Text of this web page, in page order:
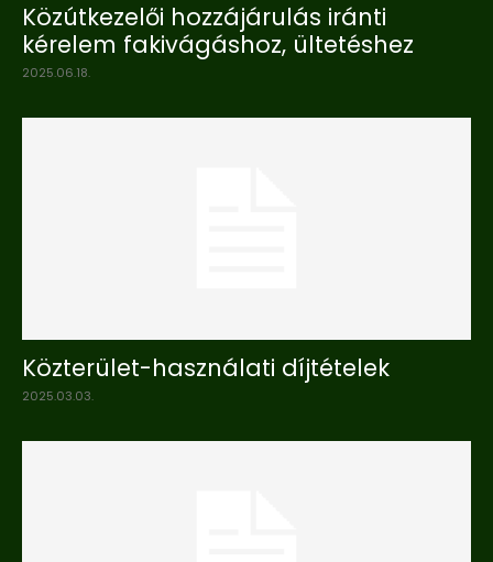
Közútkezelői hozzájárulás iránti
kérelem fakivágáshoz, ültetéshez
2025.06.18.
Közterület-használati díjtételek
2025.03.03.